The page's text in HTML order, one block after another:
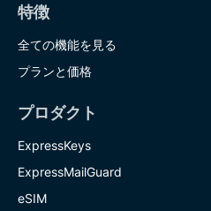
特徴
全ての機能を見る
プランと価格
プロダクト
ExpressKeys
ExpressMailGuard
eSIM